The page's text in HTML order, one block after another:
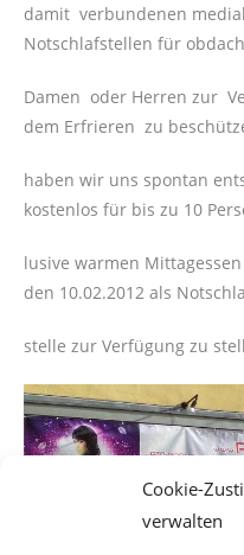
Cookie-
verwalten
damit verbundenen
Notschlafstellen für
Damen oder Herren zur
dem Erfrieren zu
haben wir uns spontan
kostenlos für bis zu 10
lusive warmen
den 10.02.2012 als
stelle zur Verfügung zu